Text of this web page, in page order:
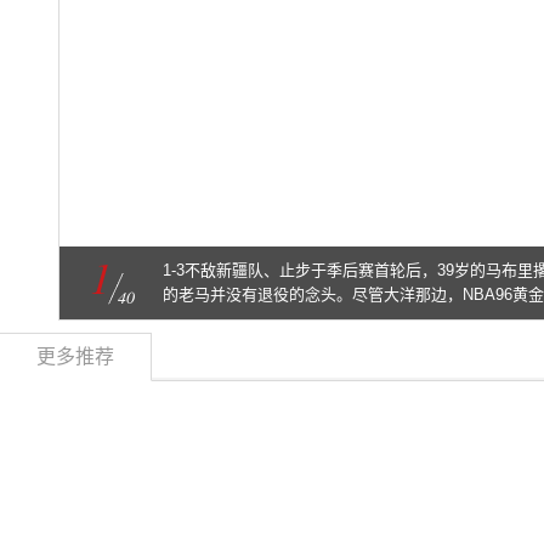
1 40
1-3不敌新疆队、止步于季后赛首轮后，39岁的马布里
的老马并没有退役的念头。尽管大洋那边，NBA96黄
马却仍想着再战沙场。而在科比这个赛季退役后，马
更多推荐